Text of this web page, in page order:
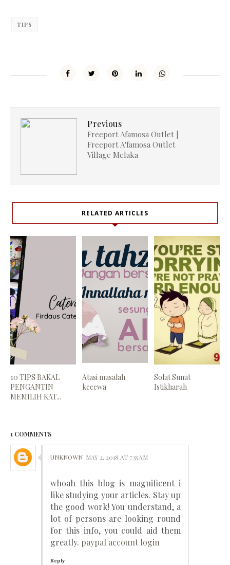
TIPS
Previous
Freeport Afamosa Outlet |
Freeport A'famosa Outlet
Village Melaka
RELATED ARTICLES
10 TIPS BAKAL
PENGANTIN
MEMILIH KAT...
Atasi masalah
kecewa
Solat Sunat
Istikharah
1 COMMENTS
UNKNOWN MAY 2, 2018 AT 7:55 AM
whoah this blog is magnificent i
like studying your articles. Stay up
the good work! You understand, a
lot of persons are looking round
for this info, you could aid them
greatly. paypal account login
Reply